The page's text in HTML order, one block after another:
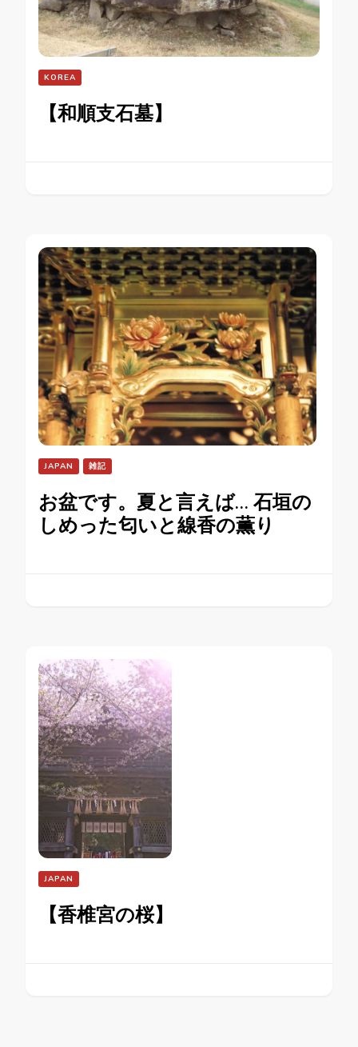
KOREA
【和順支石墓】
JAPAN 雑記
お盆です。夏と言えば… 石垣の
しめった匂いと線香の薫り
JAPAN
【香椎宮の桜】